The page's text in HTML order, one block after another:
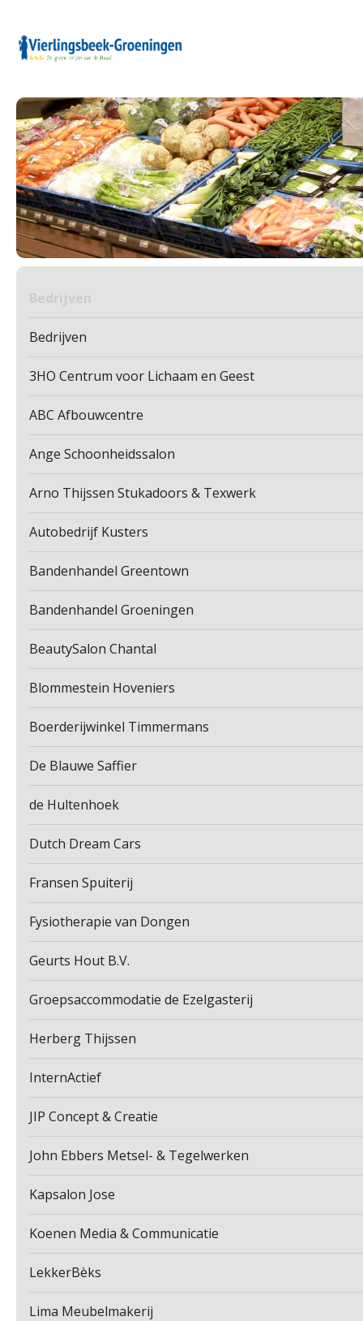
Bedrijven
Bedrijven
3HO Centrum voor Lichaam en Geest
ABC Afbouwcentre
Ange Schoonheidssalon
Arno Thijssen Stukadoors & Texwerk
Autobedrijf Kusters
Bandenhandel Greentown
Bandenhandel Groeningen
BeautySalon Chantal
Blommestein Hoveniers
Boerderijwinkel Timmermans
De Blauwe Saffier
de Hultenhoek
Dutch Dream Cars
Fransen Spuiterij
Fysiotherapie van Dongen
Geurts Hout B.V.
Groepsaccommodatie de Ezelgasterij
Herberg Thijssen
InternActief
JIP Concept & Creatie
John Ebbers Metsel- & Tegelwerken
Kapsalon Jose
Koenen Media & Communicatie
LekkerBèks
Lima Meubelmakerij